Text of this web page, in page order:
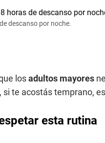
descanso por noche.
losadultos mayores
te acostás temprano,
esta rutina